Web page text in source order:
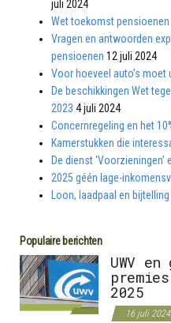
juli 2024
Wet toekomst pensioenen
Vragen en antwoorden
pensioenen 12 juli 2024
Voor hoeveel auto’s moet
De beschikkingen Wet
2023 4 juli 2024
Concernregeling en het
Kamerstukken die
De dienst
2025 géén lage-
Loon, laadpaal en
Populaire berichten
UWV
2025
16 juli 2024